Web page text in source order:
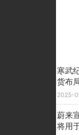
寒武
货布
2025-
蔚来
将用